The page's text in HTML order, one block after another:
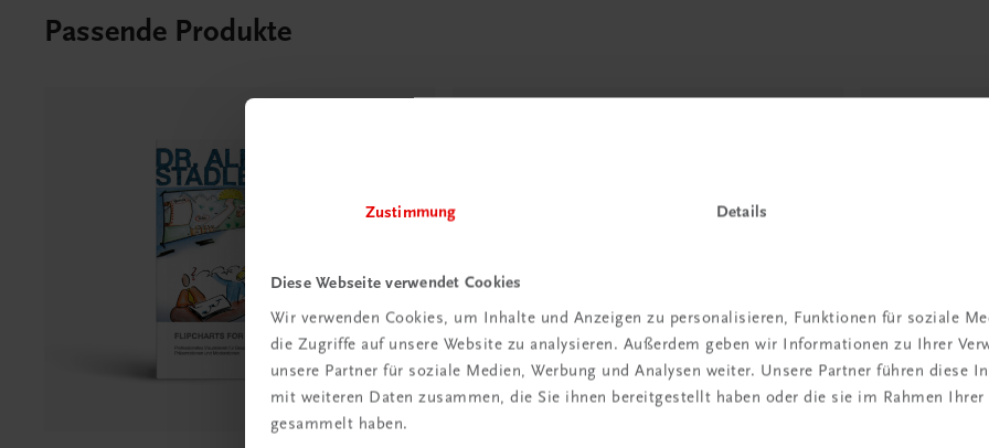
Zustimmung Details
Diese Webseite verwendet Cookies
Wir verwenden Cookies, um Inhalte und Anzeigen zu personalisieren, Funktionen für soziale
die Zugriffe auf unsere Website zu analysieren. Außerdem geben wir Informationen zu Ihrer
unsere Partner für soziale Medien, Werbung und Analysen weiter. Unsere Partner führen diese
mit weiteren Daten zusammen, die Sie ihnen bereitgestellt haben oder die sie im Rahmen
gesammelt haben.
Passende Produkte